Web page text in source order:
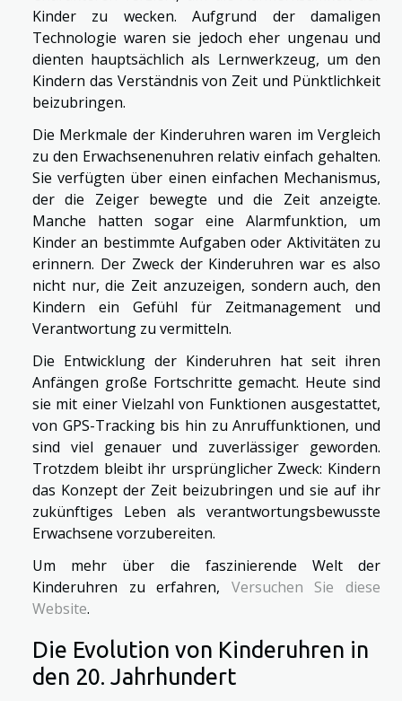
Kinder zu wecken. Aufgrund der damaligen
Technologie waren sie jedoch eher ungenau und
dienten hauptsächlich als Lernwerkzeug, um den
Kindern das Verständnis von Zeit und Pünktlichkeit
beizubringen.
Die Merkmale der Kinderuhren waren im Vergleich
zu den Erwachsenenuhren relativ einfach gehalten.
Sie verfügten über einen einfachen Mechanismus,
der die Zeiger bewegte und die Zeit anzeigte.
Manche hatten sogar eine Alarmfunktion, um
Kinder an bestimmte Aufgaben oder Aktivitäten zu
erinnern. Der Zweck der Kinderuhren war es also
nicht nur, die Zeit anzuzeigen, sondern auch, den
Kindern ein Gefühl für Zeitmanagement und
Verantwortung zu vermitteln.
Die Entwicklung der Kinderuhren hat seit ihren
Anfängen große Fortschritte gemacht. Heute sind
sie mit einer Vielzahl von Funktionen ausgestattet,
von GPS-Tracking bis hin zu Anruffunktionen, und
sind viel genauer und zuverlässiger geworden.
Trotzdem bleibt ihr ursprünglicher Zweck: Kindern
das Konzept der Zeit beizubringen und sie auf ihr
zukünftiges Leben als verantwortungsbewusste
Erwachsene vorzubereiten.
Um mehr über die faszinierende Welt der
Kinderuhren zu erfahren, Versuchen Sie diese
Website.
Die Evolution von Kinderuhren in
den 20. Jahrhundert